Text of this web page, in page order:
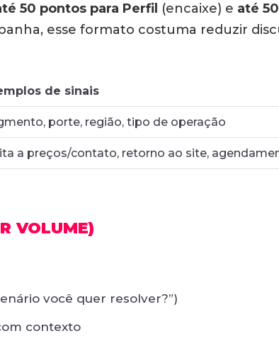
50 pontos para Perfil (encaixe) e até
esse formato costuma reduzir
de sinais
porte, região, tipo de operação
a preços/contato, retorno ao site,
VOLUME)
você quer resolver?”)
contexto